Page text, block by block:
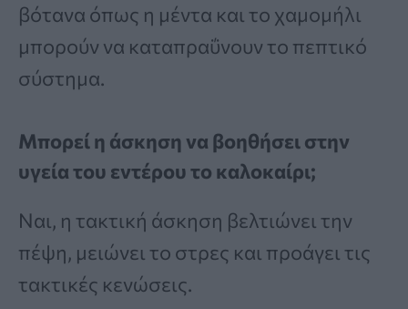
βότανα όπως η μέντα και το χαμομήλι
μπορούν να καταπραΰνουν το πεπτικό
σύστημα.
Μπορεί η άσκηση να βοηθήσει στην
υγεία του εντέρου το καλοκαίρι;
Ναι, η τακτική άσκηση βελτιώνει την
πέψη, μειώνει το στρες και προάγει τις
τακτικές κενώσεις.